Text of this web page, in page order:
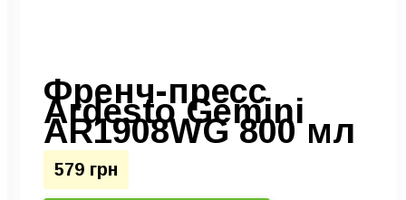
Френч-пресс
Ardesto Gemini
AR1908WG 800 мл
579 грн